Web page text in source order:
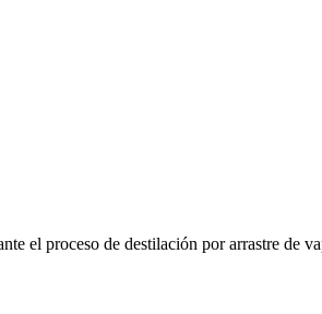
el proceso de destilación por arrastre de